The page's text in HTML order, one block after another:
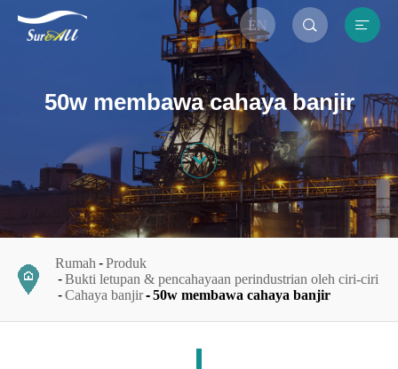
EN  
50w membawa cahaya banjir

Rumah
Produk
Bukti letupan & pencahayaan perindustrian oleh ciri-ciri
Cahaya banjir
50w membawa cahaya banjir